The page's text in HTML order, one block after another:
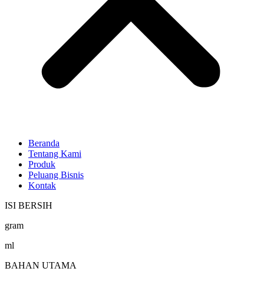
Beranda
Tentang Kami
Produk
Peluang Bisnis
Kontak
ISI BERSIH
gram
ml
BAHAN UTAMA